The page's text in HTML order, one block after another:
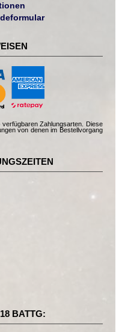
Zahlungsarten. Diese
von denen im Bestellvorgang
BATTG: